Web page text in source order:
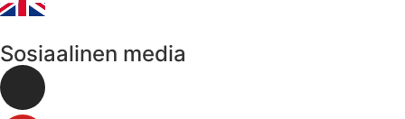
Sosiaalinen media